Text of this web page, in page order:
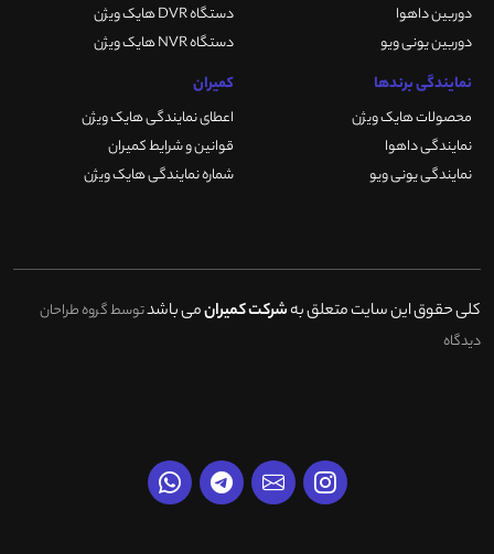
دوربین داهوا
دوربین یونی ویو
دستگاه DVR هایک ویژن
دستگاه NVR هایک ویژن
نمایندگی برندها
محصولات هایک ویژن
نمایندگی داهوا
نمایندگی یونی ویو
کمیران
اعطای نمایندگی هایک ویژن
قوانین و شرایط کمیران
شماره نمایندگی هایک ویژن
کلی حقوق این سایت متعلق بهشرکت کمیرانمی باشدتوسط گروه طراحان
دیدگاه